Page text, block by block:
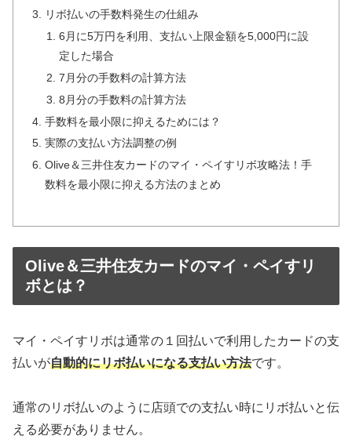
リボ払いの手数料発生の仕組み
6月に5万円を利用、支払い上限金額を5,000円に設
定した場合
7月分の手数料の計算方法
8月分の手数料の計算方法
手数料を最小限に抑えるためには？
実際の支払い方法調整の例
Olive＆三井住友カードのマイ・ペイすリボ攻略法！手
数料を最小限に抑える方法のまとめ
Olive＆三井住友カードのマイ・ペイすリ
ボとは？
マイ・ペイすリボは通常の１回払いで利用したカードの支
払いが自動的にリボ払いになる支払い方法です。
通常のリボ払いのように店頭での支払い時にリボ払いと伝
える必要がありません。